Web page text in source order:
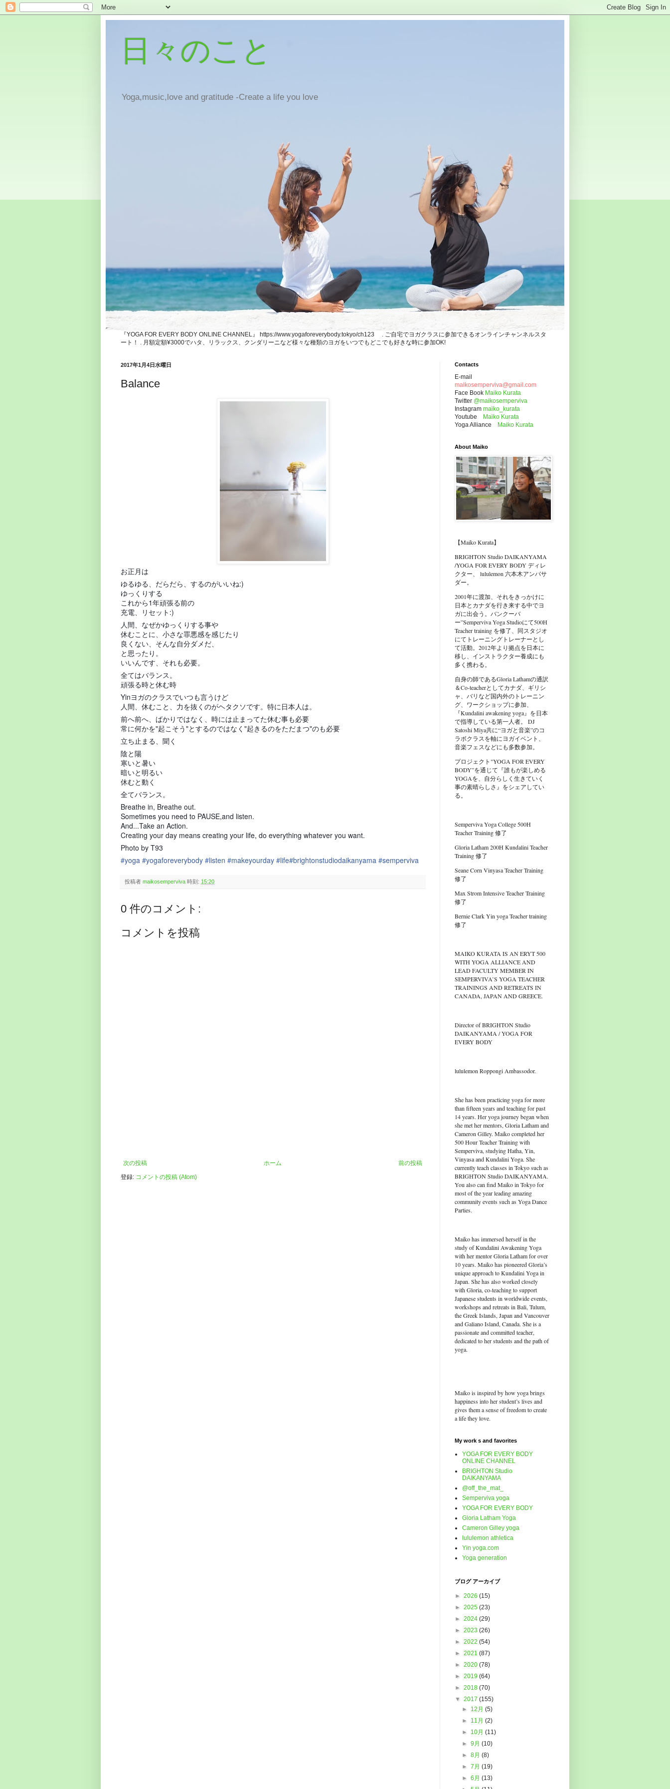
日々のこと
Yoga,music,love and gratitude -Create a life you love
『YOGA FOR EVERY BODY ONLINE CHANNEL』 https://www.yogaforeverybody.tokyo/ch123 . ご自宅でヨガクラスに参加できるオンラインチャンネルスタ
ート！ . 月額定額¥3000でハタ、リラックス、クンダリーニなど様々な種類のヨガをいつでもどこでも好きな時に参加OK!
2017年1月4日水曜日
Balance
お正月は
ゆるゆる、だらだら、するのがいいね:)
ゆっくりする
これから1年頑張る前の
充電、リセット:)
人間、なぜかゆっくりする事や
休むことに、小さな罪悪感を感じたり
良くない、そんな自分ダメだ、
と思ったり。
いいんです、それも必要。
全てはバランス。
頑張る時と休む時
Yinヨガのクラスでいつも言うけど
人間、休むこと、力を抜くのがヘタクソです。特に日本人は。
前へ前へ、ばかりではなく、時には止まってた休む事も必要
常に何かを"起こそう"とするのではなく"起きるのをただまつ"のも必要
立ち止まる、聞く
陰と陽
寒いと暑い
暗いと明るい
休むと動く
全てバランス。
Breathe in, Breathe out.
Sometimes you need to PAUSE,and listen.
And...Take an Action.
Creating your day means creating your life, do everything whatever you want.
Photo by T93
#yoga #yogaforeverybody #listen #makeyourday #life#brightonstudiodaikanyama #semperviva
投稿者 maikosemperviva 時刻: 15:20
0 件のコメント:
コメントを投稿
次の投稿 前の投稿
ホーム
登録: コメントの投稿 (Atom)
Contacts
E-mail
maikosemperviva@gmail.com
Face Book Maiko Kurata
Twitter @maikosemperviva
Instagram maiko_kurata
Youtube
Maiko Kurata
Yoga Alliance
Maiko Kurata
About Maiko
【Maiko Kurata】
BRIGHTON Studio DAIKANYAMA
/YOGA FOR EVERY BODY ディレ
クター、 lululemon 六本木アンバサ
ダー。
2001年に渡加、それをきっかけに
日本とカナダを行き来する中でヨ
ガに出会う。バンクーバ
ー”Semperviva Yoga Studioにて500H
Teacher training を修了、同スタジオ
にてトレーニングトレーナーとし
て活動。2012年より拠点を日本に
移し、インストラクター養成にも
多く携わる。
自身の師であるGloria Lathamの通訳
＆Co-teacherとしてカナダ、ギリシ
ャ、バリなど国内外のトレーニン
グ、ワークショップに参加、
『Kundalini awakening yoga』を日本
で指導している第一人者。 DJ
Satoshi Miya共に“ヨガと音楽”のコ
ラボクラスを軸にヨガイベント、
音楽フェスなどにも多数参加。
プロジェクト"YOGA FOR EVERY
BODY”を通じて『誰もが楽しめる
YOGAを、自分らしく生きていく
事の素晴らしさ』をシェアしてい
る。
Semperviva Yoga College 500H
Teacher Training 修了
Gloria Latham 200H Kundalini Teacher
Training 修了
Seane Corn Vinyasa Teacher Training
修了
Max Strom Intensive Teacher Training
修了
Bernie Clark Yin yoga Teacher training
修了
MAIKO KURATA IS AN ERYT 500
WITH YOGA ALLIANCE AND
LEAD FACULTY MEMBER IN
SEMPERVIVA’S YOGA TEACHER
TRAININGS AND RETREATS IN
CANADA, JAPAN AND GREECE.
Director of BRIGHTON Studio
DAIKANYAMA / YOGA FOR
EVERY BODY
lululemon Roppongi Ambassodor.
She has been practicing yoga for more
than fifteen years and teaching for past
14 years. Her yoga journey began when
she met her mentors, Gloria Latham and
Cameron Gilley. Maiko completed her
500 Hour Teacher Training with
Semperviva, studying Hatha, Yin,
Vinyasa and Kundalini Yoga. She
currently teach classes in Tokyo such as
BRIGHTON Studio DAIKANYAMA.
You also can find Maiko in Tokyo for
most of the year leading amazing
community events such as Yoga Dance
Parties.
Maiko has immersed herself in the
study of Kundalini Awakening Yoga
with her mentor Gloria Latham for over
10 years. Maiko has pioneered Gloria’s
unique approach to Kundalini Yoga in
Japan. She has also worked closely
with Gloria, co-teaching to support
Japanese students in worldwide events,
workshops and retreats in Bali, Tulum,
the Greek Islands, Japan and Vancouver
and Galiano Island, Canada. She is a
passionate and committed teacher,
dedicated to her students and the path of
yoga.
Maiko is inspired by how yoga brings
happiness into her student’s lives and
gives them a sense of freedom to create
a life they love.
My work s and favorites
YOGA FOR EVERY BODY
ONLINE CHANNEL
BRIGHTON Studio
DAIKANYAMA
@off_the_mat_
Semperviva yoga
YOGA FOR EVERY BODY
Gloria Latham Yoga
Cameron Gilley yoga
lululemon athletica
Yin yoga.com
Yoga generation
ブログ アーカイブ
► 2026 (15)
► 2025 (23)
► 2024 (29)
► 2023 (26)
► 2022 (54)
► 2021 (87)
► 2020 (78)
► 2019 (64)
► 2018 (70)
▼ 2017 (155)
► 12月(5)
► 11月(2)
► 10月(11)
►9月(10)
►8月(8)
►7月(19)
►6月(13)